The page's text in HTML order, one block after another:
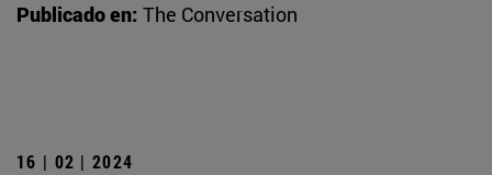
Publicado en: The Conversation
16 | 02 | 2024